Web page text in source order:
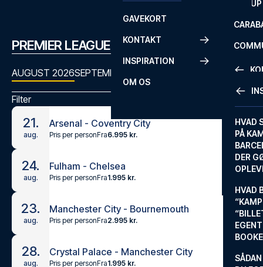
FA CUP
GAVEKORT
KONTAKT
FAQ
INSPIRATION
HVAD
PÅ
DER
HVAD
OM OS
PREMIER LEAGUE KAMPPROGRAM
AUGUST 2026SEPTEMBER 2026
Filter
21.
aug.
Arsenal - Coventry City
Pris per personFra6.995 kr.
24.
aug.
Fulham - Chelsea
Pris per personFra1.995 kr.
23.
aug.
Manchester City - Bournemouth
Pris per personFra2.995 kr.
28.
aug.
Crystal Palace - Manchester City
Pris per personFra1.995 kr.